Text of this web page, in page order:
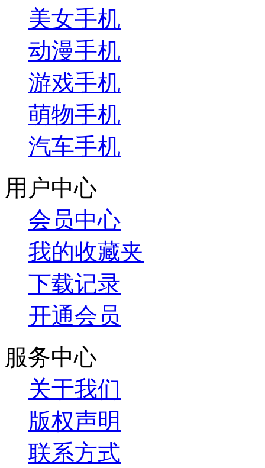
美女手机
动漫手机
游戏手机
萌物手机
汽车手机
用户中心
会员中心
我的收藏夹
下载记录
开通会员
服务中心
关于我们
版权声明
联系方式